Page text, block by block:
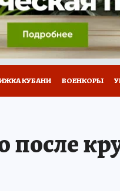
КУБАНИ ВОЕНКОРЫ
после